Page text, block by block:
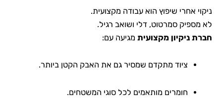
ניקוי אחרי שיפוץ הוא עבודה מקצועית.
לא מספיק סמרטוט, דלי ושואב רגיל.
חברת ניקיון מקצועית מגיעה עם:
ציוד מתקדם שמסיר גם את האבק הקטן ביותר.
חומרים מותאמים לכל סוגי המשטחים.